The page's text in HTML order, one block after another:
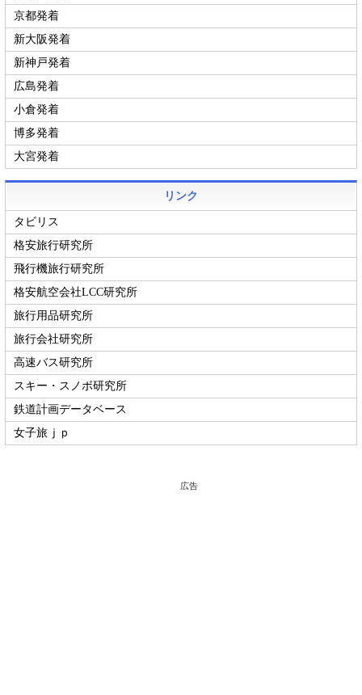
京都発着
新大阪発着
新神戸発着
広島発着
小倉発着
博多発着
大宮発着
リンク
タビリス
格安旅行研究所
飛行機旅行研究所
格安航空会社LCC研究所
旅行用品研究所
旅行会社研究所
高速バス研究所
スキー・スノボ研究所
鉄道計画データベース
女子旅ｊｐ
広告